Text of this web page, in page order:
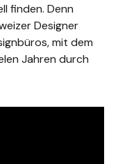
finden. Denn
Designer
mit dem
Jahren durch